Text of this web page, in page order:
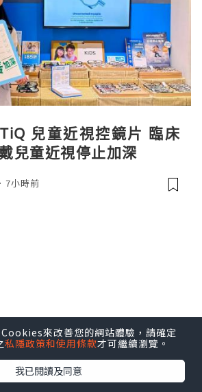
兒童近視控鏡片 臨床
兒童近視停止加深
7小時前
來改善您的網站體驗，請確定
私隱政策和使用條款才可繼續瀏覽。
我已閱讀及同意